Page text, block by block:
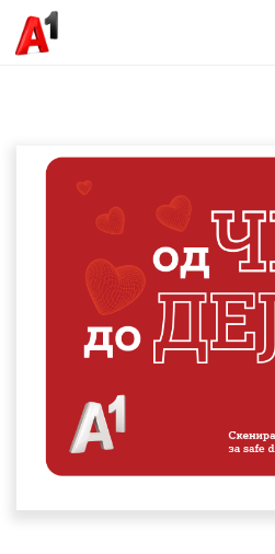
Приватни Деловни
Поддршка
Надополни кредит
Плати сметка